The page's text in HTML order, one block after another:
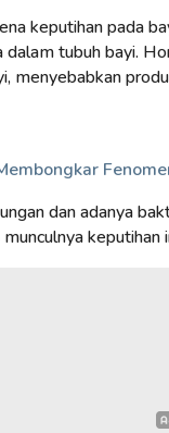
keputihan pada
dalam tubuh bayi.
menyebabkan
dan adanya
keputihan